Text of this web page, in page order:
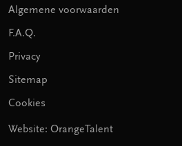
Algemene voorwaarden
F.A.Q.
Privacy
Sitemap
Cookies
Website: OrangeTalent